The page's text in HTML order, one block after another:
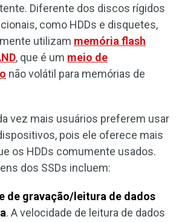
Diferente dos discos rígidos
como HDDs e disquetes,
utilizam memória flash
, que é um meio de
não volátil para memórias de
vez mais usuários preferem usar
pois ele oferece mais
os HDDs comumente usados.
dos SSDs incluem:
de gravação/leitura de dados
. A velocidade de leitura de dados